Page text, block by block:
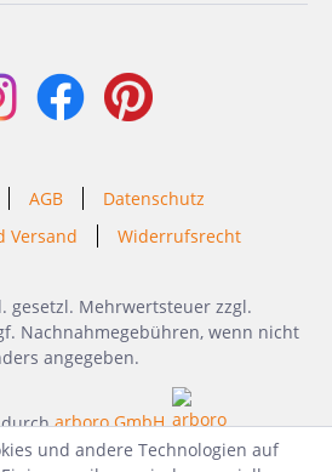
AGB
Datenschutz
Versand
Widerrufsrecht
gesetzl. Mehrwertsteuer zzgl.
Nachnahmegebühren, wenn nicht
angegeben.
durcharboro GmbH
und andere Technologien auf